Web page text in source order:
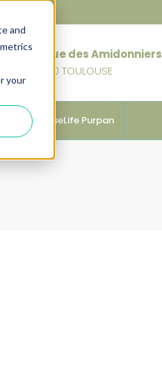
and
your
76 rue des Amidonniers
31000 TOULOUSE
UrbanhouseLife Purpan